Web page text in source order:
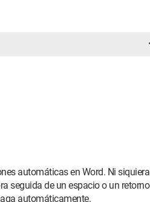
automáticas en Word. Ni siquiera
seguida de un espacio o un retorno
automáticamente.